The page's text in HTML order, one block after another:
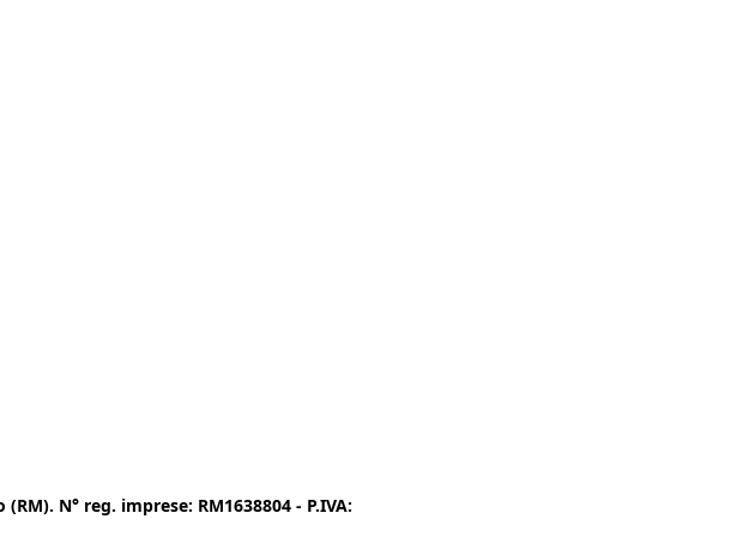
N° reg. imprese: RM1638804 - P.IVA: